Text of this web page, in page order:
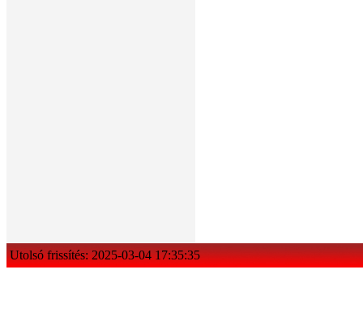
Utolsó frissítés: 2025-03-04 17:35:35